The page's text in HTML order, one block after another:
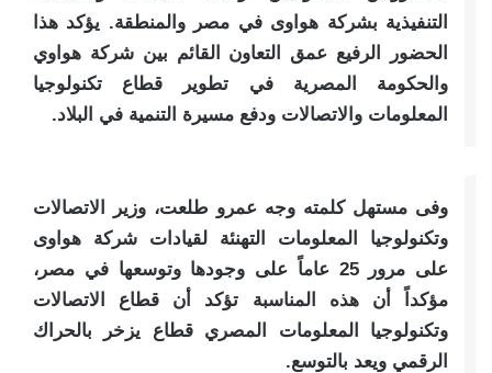
التنفيذية بشركة هواوى في مصر والمنطقة. يؤكد هذا
الحضور الرفيع عمق التعاون القائم بين شركة هواوي
والحكومة المصرية في تطوير قطاع تكنولوجيا
المعلومات والاتصالات ودفع مسيرة التنمية في البلاد.
وفى مستهل كلمته وجه عمرو طلعت، وزير الاتصالات
وتكنولوجيا المعلومات التهنئة لقيادات شركة هواوى
على مرور 25 عاماً على وجودها وتوسعها في مصر،
مؤكداً أن هذه المناسبة تؤكد أن قطاع الاتصالات
وتكنولوجيا المعلومات المصري قطاع يزخر بالحراك
الرقمي ويعد بالتوسع.